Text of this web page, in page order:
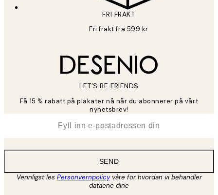
FRI FRAKT
Fri frakt fra 599 kr
LET’S BE FRIENDS
Få 15 % rabatt på plakater nå når du abonnerer på vårt
nyhetsbrev!
SEND
Vennligst les Personvernpolicyvåre for hvordan vi behandler
dataene dine